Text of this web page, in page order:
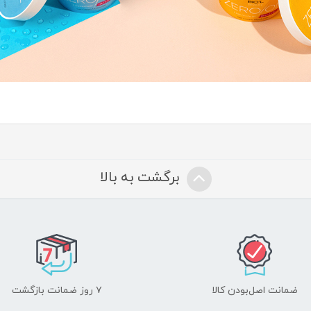
برگشت به بالا
ضمانت اصل‌بودن کالا ۷ روز ضمانت بازگشت